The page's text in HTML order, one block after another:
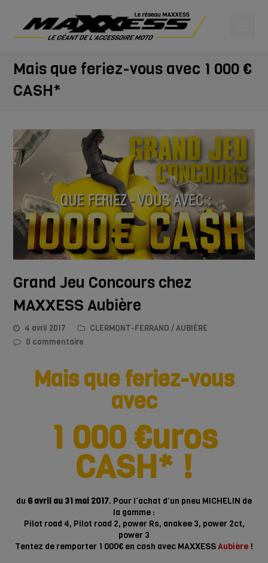
Mais que feriez-vous avec 1 000 €
CASH*
Grand Jeu Concours chez
MAXXESS Aubière
4 avril 2017
CLERMONT-FERRAND / AUBIÈRE
0 commentaire
Mais que feriez-vous
avec
1 000 €uros
CASH* !
du 6 avril au 31 mai 2017. Pour l’achat d’un pneu MICHELIN de
la gamme :
Pilot road 4, Pilot road 2, power Rs, anakee 3, power 2ct,
power 3
Tentez de remporter 1 000€ en cash avec MAXXESSAubière !